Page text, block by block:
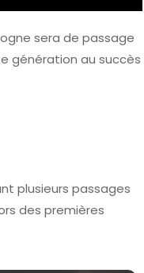
sera de passage
génération au succès
plusieurs passages
des premières